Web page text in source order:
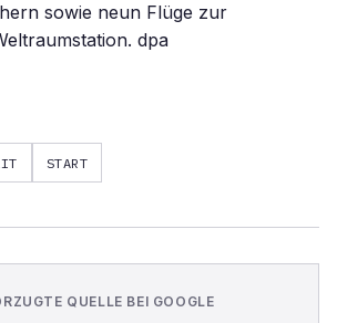
sowie neun Flüge zur
dpa
START
QUELLE BEI GOOGLE